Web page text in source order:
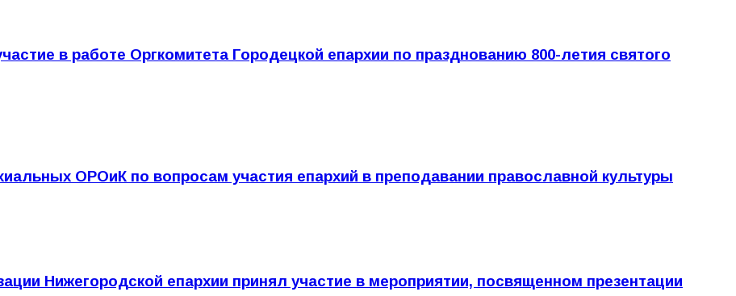
в работе Оргкомитета Городецкой епархии по празднованию 800-летия святого
ОРОиК по вопросам участия епархий в преподавании православной культуры
Нижегородской епархии принял участие в мероприятии, посвященном презентации